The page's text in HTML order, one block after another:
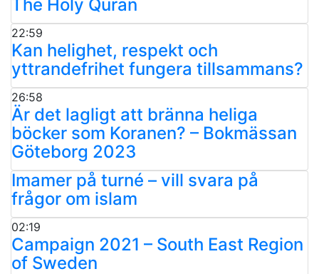
The Holy Quran
22:59
Kan helighet, respekt och
yttrandefrihet fungera tillsammans?
26:58
Är det lagligt att bränna heliga
böcker som Koranen? – Bokmässan
Göteborg 2023
Imamer på turné – vill svara på
frågor om islam
02:19
Campaign 2021 – South East Region
of Sweden